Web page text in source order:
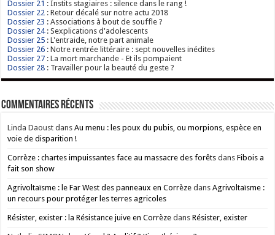
Dossier 21 : Instits stagiaires : silence dans le rang !
Dossier 22 : Retour décalé sur notre actu 2018
Dossier 23 : Associations à bout de souffle ?
Dossier 24: Sexplications d'adolescents
Dossier 25 : L'entraide, notre part animale
Dossier 26 : Notre rentrée littéraire : sept nouvelles inédites
Dossier 27 : La mort marchande - Et ils pompaient
Dossier 28 : Travailler pour la beauté du geste ?
Commentaires récents
Linda Daoust dansAu menu : les poux du pubis, ou morpions, espèce en
voie de disparition !
Corrèze : chartes impuissantes face au massacre des forêts dansFibois a
fait son show
Agrivoltaïsme : le Far West des panneaux en Corrèze dansAgrivoltaïsme :
un recours pour protéger les terres agricoles
Résister, exister : la Résistance juive en Corrèze dansRésister, exister